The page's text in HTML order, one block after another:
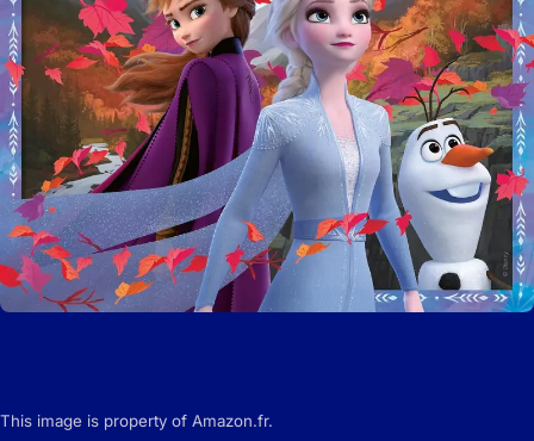
This image is property of Amazon.fr.